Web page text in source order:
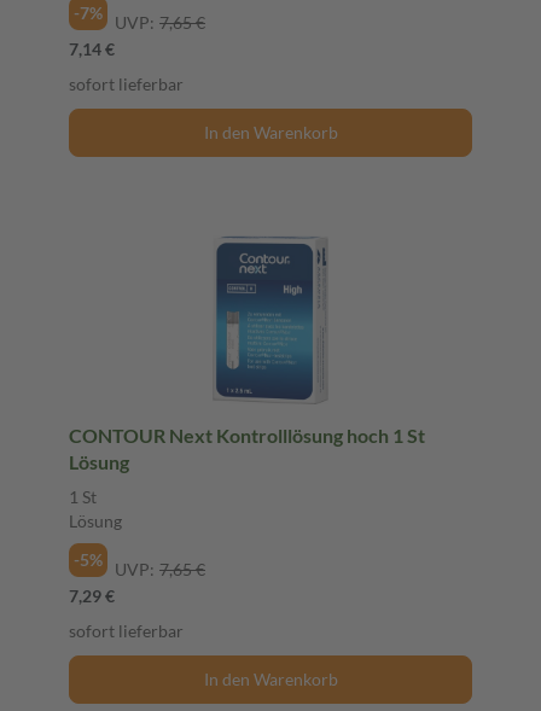
-7%
UVP: 7,65 €
7,14 €
sofort lieferbar
In den Warenkorb
CONTOUR Next Kontrolllösung hoch 1 St
Lösung
1 St
Lösung
-5%
UVP: 7,65 €
7,29 €
sofort lieferbar
In den Warenkorb